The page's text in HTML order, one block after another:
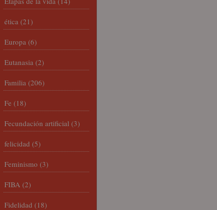
ética (21)
Europa (6)
Eutanasia (2)
Familia (206)
Fe (18)
Fecundación artificial (3)
felicidad (5)
Feminismo (3)
FIBA (2)
Fidelidad (18)